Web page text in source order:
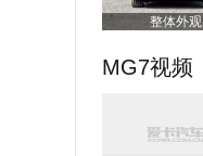
整体外观
MG7视频